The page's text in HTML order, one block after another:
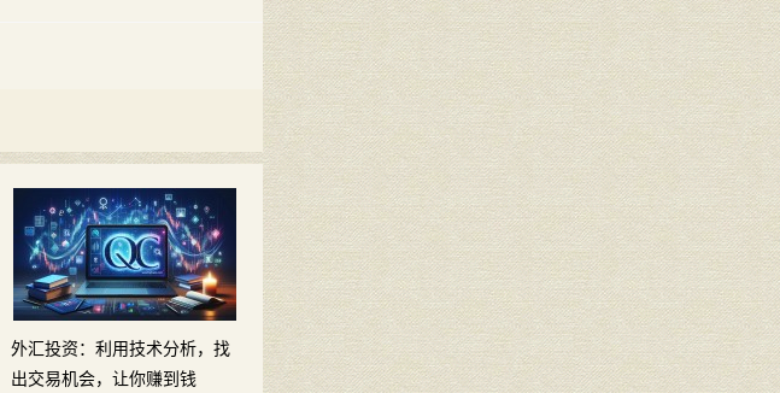
外汇投资：利用技术分析，找
出交易机会，让你赚到钱